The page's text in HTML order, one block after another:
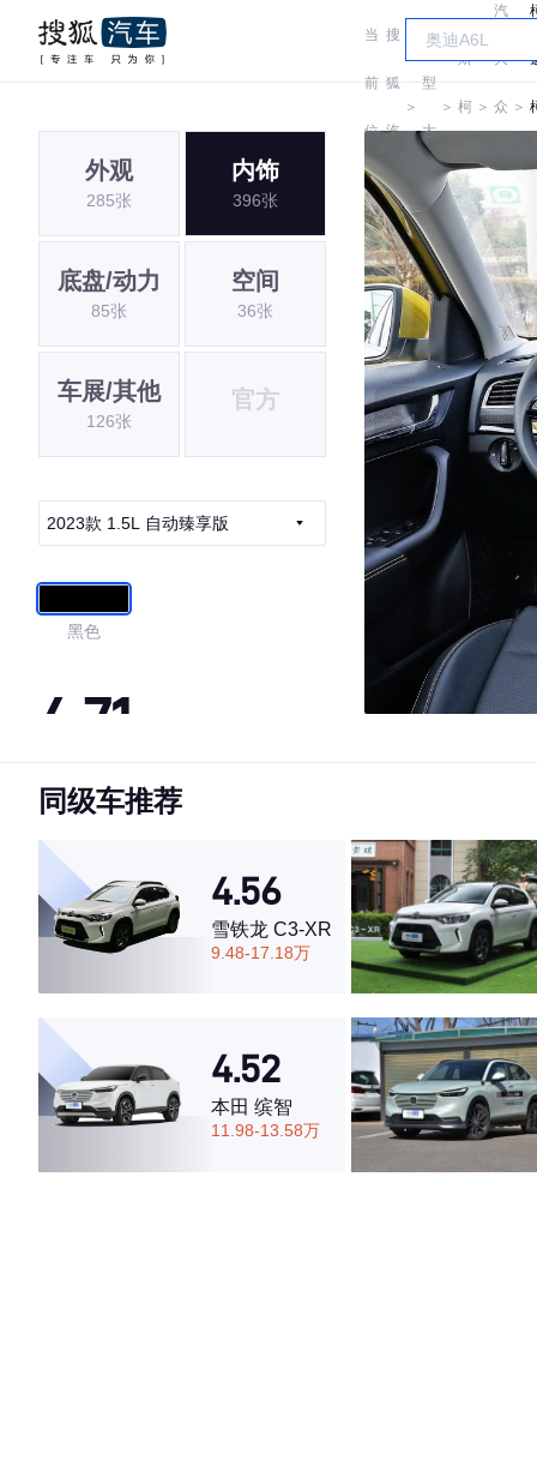
当
前
位
置:
搜
狐
汽
车
＞
车
型
大
全
＞
斯
柯 ＞
汽
大
众
柯
达
＞
外观
285张
内饰
396张
底盘/动力
85张
空间
36张
车展/其他
126张
官方
2023款 1.5L 自动臻享版
黑色
4.71
·外观表现较为优秀，优于85%同级车
·空间表现较为优秀，优于75%同级车
同级车推荐
4.56
雪铁龙 C3-XR
9.48-17.18万
4.52
本田 缤智
11.98-13.58万